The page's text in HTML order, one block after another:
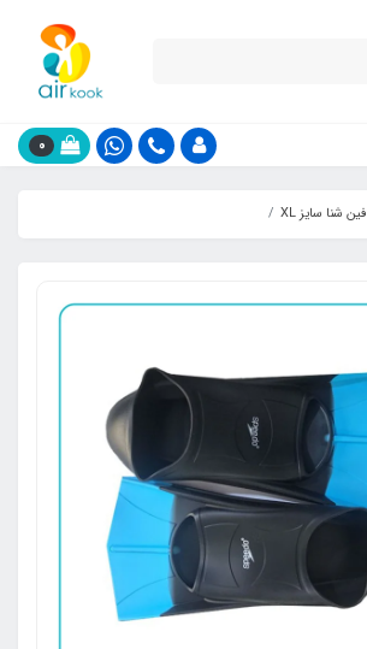
0
فین شنا سایز XL